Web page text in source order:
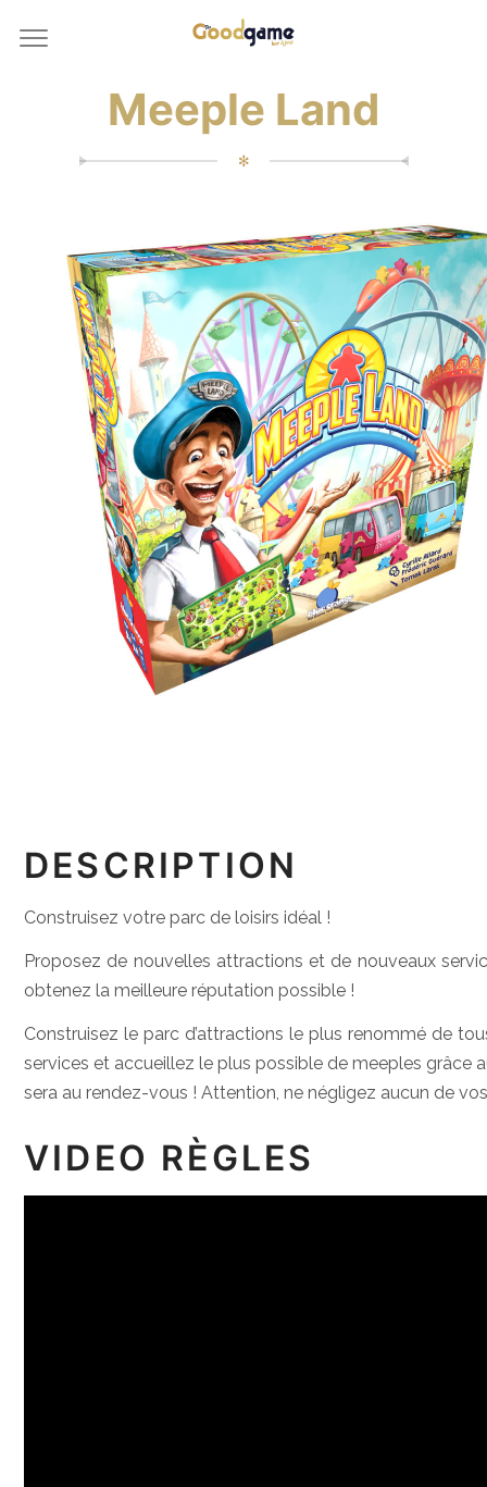
Meeple Land
✻
DESCRIPTION
Construisez votre parc de loisirs idéal !
Proposez de nouvelles attractions et de nouveaux
obtenez la meilleure réputation possible !
Construisez le parc d’attractions le plus renommé de
services et accueillez le plus possible de meeples grâce
sera au rendez-vous ! Attention, ne négligez aucun de
VIDEO RÈGLES